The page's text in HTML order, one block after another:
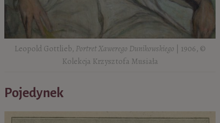
Leopold Gottlieb, Portret Xawerego Dunikowskiego | 1906, ©
Kolekcja Krzysztofa Musiała
Pojedynek